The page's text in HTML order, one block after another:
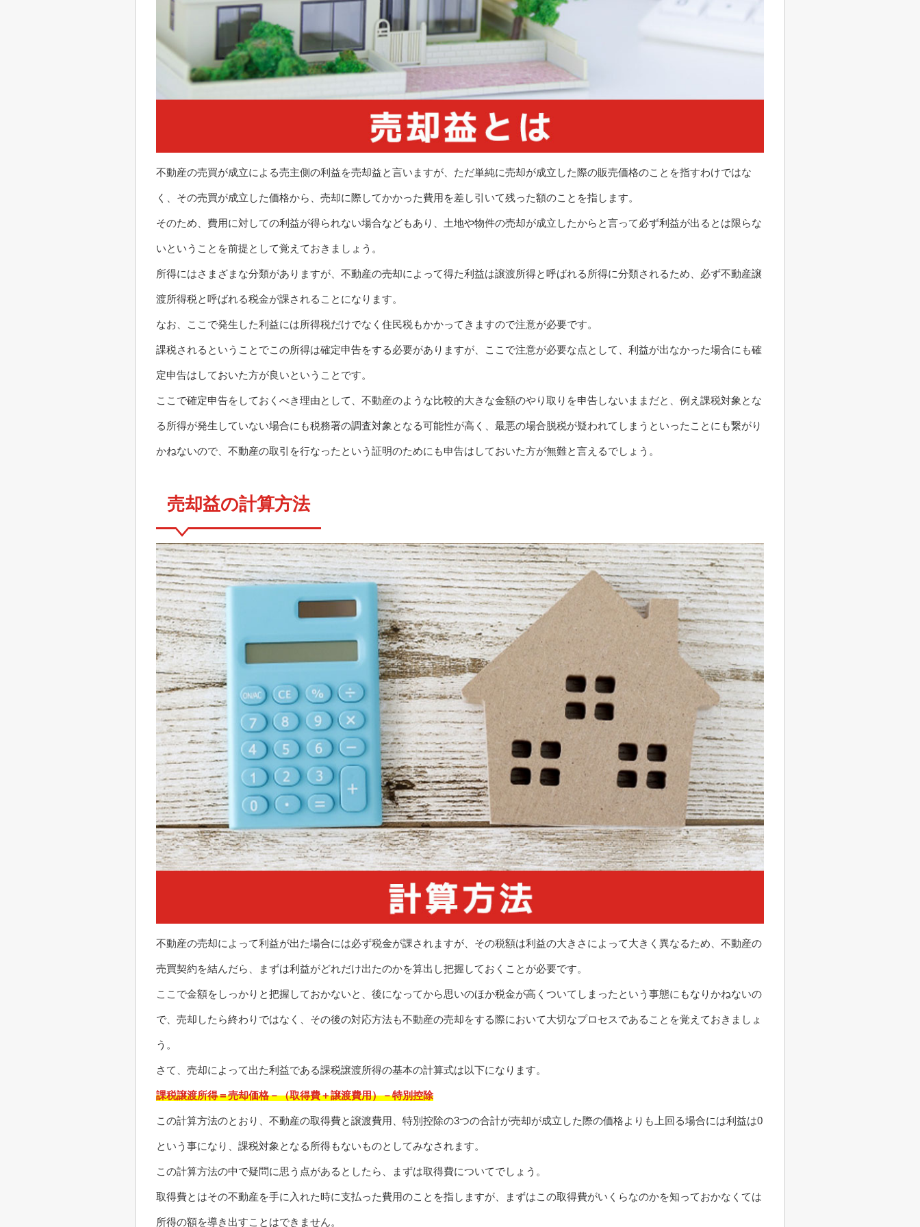
不動産の売買が成立による売主側の利益を売却益と言いますが、ただ単純に売却が成立した際の販売価格のことを指すわけではな
く、その売買が成立した価格から、売却に際してかかった費用を差し引いて残った額のことを指します。
そのため、費用に対しての利益が得られない場合などもあり、土地や物件の売却が成立したからと言って必ず利益が出るとは限らな
いということを前提として覚えておきましょう。
所得にはさまざまな分類がありますが、不動産の売却によって得た利益は譲渡所得と呼ばれる所得に分類されるため、必ず不動産譲
渡所得税と呼ばれる税金が課されることになります。
なお、ここで発生した利益には所得税だけでなく住民税もかかってきますので注意が必要です。
課税されるということでこの所得は確定申告をする必要がありますが、ここで注意が必要な点として、利益が出なかった場合にも確
定申告はしておいた方が良いということです。
ここで確定申告をしておくべき理由として、不動産のような比較的大きな金額のやり取りを申告しないままだと、例え課税対象とな
る所得が発生していない場合にも税務署の調査対象となる可能性が高く、最悪の場合脱税が疑われてしまうといったことにも繋がり
かねないので、不動産の取引を行なったという証明のためにも申告はしておいた方が無難と言えるでしょう。
売却益の計算方法
不動産の売却によって利益が出た場合には必ず税金が課されますが、その税額は利益の大きさによって大きく異なるため、不動産の
売買契約を結んだら、まずは利益がどれだけ出たのかを算出し把握しておくことが必要です。
ここで金額をしっかりと把握しておかないと、後になってから思いのほか税金が高くついてしまったという事態にもなりかねないの
で、売却したら終わりではなく、その後の対応方法も不動産の売却をする際において大切なプロセスであることを覚えておきましょ
う。
さて、売却によって出た利益である課税譲渡所得の基本の計算式は以下になります。
課税譲渡所得＝売却価格－（取得費＋譲渡費用）－特別控除
この計算方法のとおり、不動産の取得費と譲渡費用、特別控除の3つの合計が売却が成立した際の価格よりも上回る場合には利益は0
という事になり、課税対象となる所得もないものとしてみなされます。
この計算方法の中で疑問に思う点があるとしたら、まずは取得費についてでしょう。
取得費とはその不動産を手に入れた時に支払った費用のことを指しますが、まずはこの取得費がいくらなのかを知っておかなくては
所得の額を導き出すことはできません。